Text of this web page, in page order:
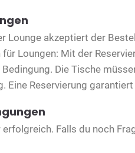
Lounge akzeptiert der
Loungen: Mit der
Die Tische
Eine Reservierung
erfolgreich. Falls du noch